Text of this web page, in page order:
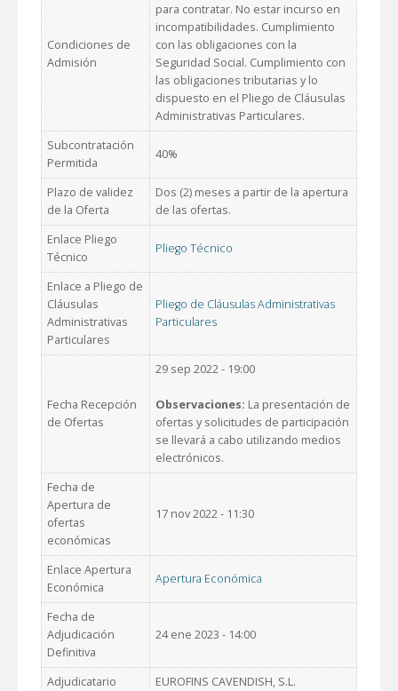
Condiciones de
Admisión
para contratar. No estar incurso en
incompatibilidades. Cumplimiento
con las obligaciones con la
Seguridad Social. Cumplimiento con
las obligaciones tributarias y lo
dispuesto en el Pliego de Cláusulas
Administrativas Particulares.
Subcontratación
Permitida
40%
Plazo de validez
de la Oferta
Dos (2) meses a partir de la apertura
de las ofertas.
Enlace Pliego
Técnico
Pliego Técnico
Enlace a Pliego de
Cláusulas
Administrativas
Particulares
Pliego de Cláusulas Administrativas
Particulares
Fecha Recepción
de Ofertas
29 sep 2022 - 19:00
Observaciones: La presentación de
ofertas y solicitudes de participación
se llevará a cabo utilizando medios
electrónicos.
Fecha de
Apertura de
ofertas
económicas
17 nov 2022 - 11:30
Enlace Apertura
Económica
Apertura Económica
Fecha de
Adjudicación
Definitiva
24 ene 2023 - 14:00
Adjudicatario
EUROFINS CAVENDISH, S.L.